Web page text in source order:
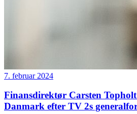
7. februar 2024
Finansdirektør Carsten
Danmark efter TV 2s